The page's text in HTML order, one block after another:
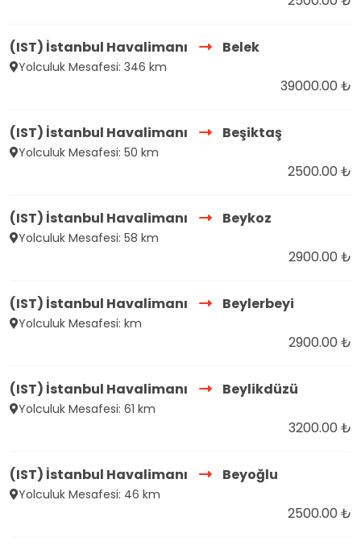
(IST) İstanbul Havalimanı Belek
Yolculuk Mesafesi: 346 km
39000.00 ₺
(IST) İstanbul Havalimanı Beşiktaş
Yolculuk Mesafesi: 50 km
2500.00 ₺
(IST) İstanbul Havalimanı Beykoz
Yolculuk Mesafesi: 58 km
2900.00 ₺
(IST) İstanbul Havalimanı Beylerbeyi
Yolculuk Mesafesi: km
2900.00 ₺
(IST) İstanbul Havalimanı Beylikdüzü
Yolculuk Mesafesi: 61 km
3200.00 ₺
(IST) İstanbul Havalimanı Beyoğlu
Yolculuk Mesafesi: 46 km
2500.00 ₺